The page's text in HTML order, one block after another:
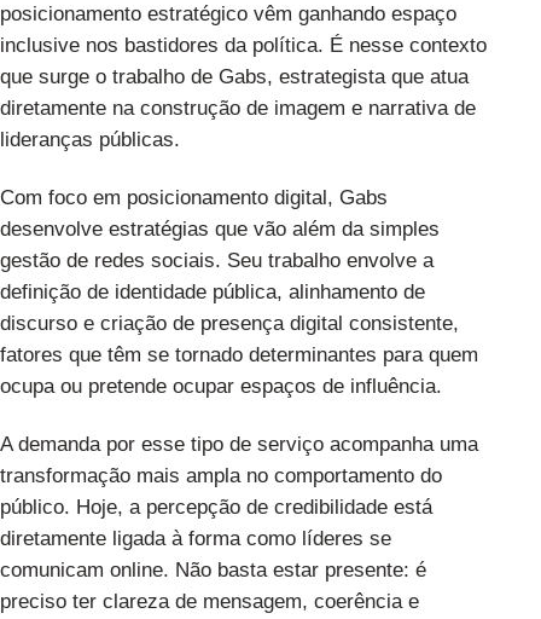
posicionamento estratégico vêm ganhando espaço
inclusive nos bastidores da política. É nesse contexto
que surge o trabalho de Gabs, estrategista que atua
diretamente na construção de imagem e narrativa de
lideranças públicas.
Com foco em posicionamento digital, Gabs
desenvolve estratégias que vão além da simples
gestão de redes sociais. Seu trabalho envolve a
definição de identidade pública, alinhamento de
discurso e criação de presença digital consistente,
fatores que têm se tornado determinantes para quem
ocupa ou pretende ocupar espaços de influência.
A demanda por esse tipo de serviço acompanha uma
transformação mais ampla no comportamento do
público. Hoje, a percepção de credibilidade está
diretamente ligada à forma como líderes se
comunicam online. Não basta estar presente: é
preciso ter clareza de mensagem, coerência e